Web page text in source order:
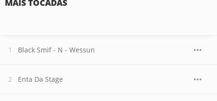
MAIS TOCADAS
Black Smif - N - Wessun
Enta Da Stage